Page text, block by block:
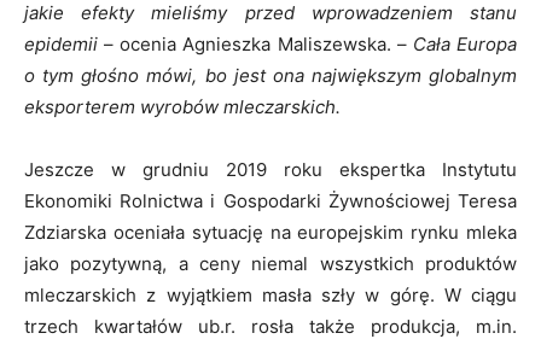
jakie efekty mieliśmy przed wprowadzeniem stanu
epidemii– ocenia Agnieszka Maliszewska. –Cała Europa
o tym głośno mówi, bo jest ona największym globalnym
eksporterem wyrobów mleczarskich.
Jeszcze w grudniu 2019 roku ekspertka Instytutu
Ekonomiki Rolnictwa i Gospodarki Żywnościowej Teresa
Zdziarska oceniała sytuację na europejskim rynku mleka
jako pozytywną, a ceny niemal wszystkich produktów
mleczarskich z wyjątkiem masła szły w górę. W ciągu
trzech kwartałów ub.r. rosła także produkcja, m.in.